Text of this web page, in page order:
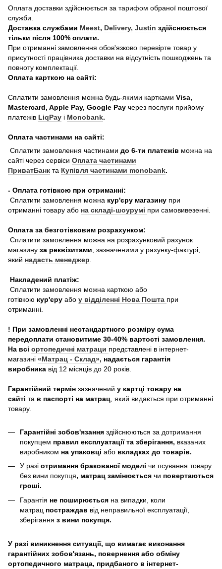
Оплата доставки здійснюється за тарифом обраної поштової
служби.
Доставка службами Meest, Delivery, Justin здійснюється
тільки після 100% оплати.
При отриманні замовлення обов'язково перевірте товар у
присутності працівника доставки на відсутність пошкоджень та
повноту комплектації.
Оплата карткою на сайті:
Сплатити замовлення можна будь-якими картками Visa,
Mastercard, Apple Pay, Google Pay через послуги прийому
платежів LiqPay і Monobank.
Оплата частинами на сайті:
Сплатити замовлення частинами до 6-ти платежів можна на
сайті через сервіси Оплата частинами
ПриватБанк та Купівля частинами monobank.
- Оплата готівкою при отриманні:
Сплатити замовлення можна кур'єру магазину при
отриманні товару або на складі-шоурумі при самовивезенні.
Оплата за безготівковим розрахунком:
Сплатити замовлення можна на розрахунковий рахунок
магазину за реквізитами , зазначеними у рахунку-фактурі,
який надасть менеджер
Накладений платіж:
Сплатити замовлення можна карткою або
готівкою кур'єру або у відділенні Нова Пошта при
отриманні.
! При замовленні нестандартного розміру сума
передоплати становитиме 30-40% вартості замовлення.
На всі ортопедичні матраци представлені в інтернет-
магазині «Матрац - Склад», надається гарантія
виробника від 12 місяців до 20 років.
Гарантійний термін зазначений у картці товару на
сайті та в паспорті на матрац , який видається при отриманні
товару.
Гарантійні зобов'язання здійснюються за дотримання
покупцем правил експлуатації та зберігання, вказаних
виробником на упаковці або вкладках до товарів.
У разі отримання бракованої моделі чи псування товару
без вини покупця, матрац замінюється чи повертаються
гроші.
Гарантія не поширюється на випадки, коли
матрац постраждав від неправильної експлуатації,
зберігання з вини покупця.
У разі виникнення ситуації, що вимагає виконання
гарантійних зобов'язань, повернення або обміну
ортопедичного матраца, придбаного в інтернет-